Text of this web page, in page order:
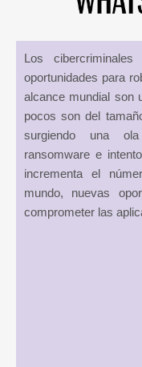
Los
oportunidades para
alcance mundial son
pocos son del
surgiendo una
ransomware e
incrementa el
mundo, nuevas
comprometer las